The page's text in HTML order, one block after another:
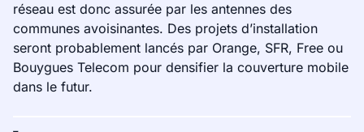
réseau est donc assurée par les antennes des
communes avoisinantes. Des projets d’installation
seront probablement lancés par Orange, SFR, Free ou
Bouygues Telecom pour densifier la couverture mobile
dans le futur.